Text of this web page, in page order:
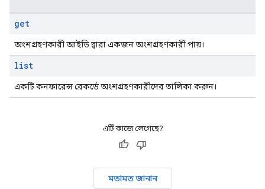
get
অংশগ্রহণকারী আইডি দ্বারা একজন অংশগ্রহণকারী পায়।
list
একটি কনফারেন্স রেকর্ডে অংশগ্রহণকারীদের তালিকা করুন।
এটি কাজে লেগেছে?
মতামত জানান